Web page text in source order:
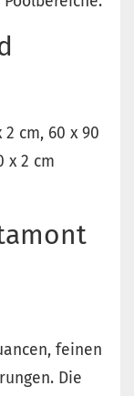
cm, 60 x 90
x 2 cm
feinen
Die